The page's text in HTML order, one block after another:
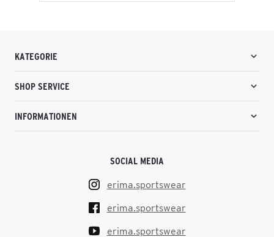
KATEGORIE
SHOP SERVICE
INFORMATIONEN
SOCIAL MEDIA
erima.sportswear
erima.sportswear
erima.sportswear